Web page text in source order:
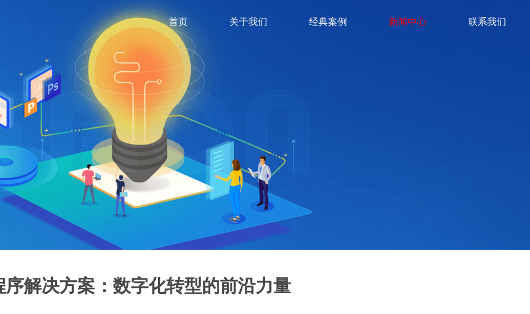
首页 关于我们 经典案例 新闻中心 联系我们
序解决方案：数字化转型的前沿力量